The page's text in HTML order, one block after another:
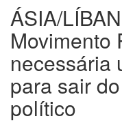
ÁSIA/
Movimento
necessária
para sair
político